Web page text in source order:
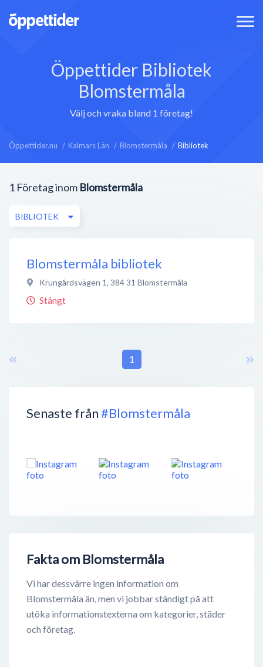
Öppettider Bibliotek
Blomstermåla
Välj och vraka bland 1 företag!
Öppettider.nu Kalmars Län Blomstermåla Bibliotek
Senaste från#Blomstermåla
Fakta om Blomstermåla
Vi har dessvärre ingen information om
Blomstermåla än, men vi jobbar ständigt på att
utöka informationstexterna om kategorier, städer
och företag.
1 Företag inom Blomstermåla
BIBLIOTEK
Blomstermåla bibliotek
Krungårdsvägen 1, 384 31 Blomstermåla
Stängt
1